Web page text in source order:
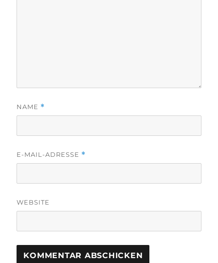
NAME *
E-MAIL-ADRESSE *
WEBSITE